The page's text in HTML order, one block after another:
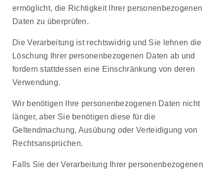
ermöglicht, die Richtigkeit Ihrer personenbezogenen
Daten zu überprüfen.
Die Verarbeitung ist rechtswidrig und Sie lehnen die
Löschung Ihrer personenbezogenen Daten ab und
fordern stattdessen eine Einschränkung von deren
Verwendung.
Wir benötigen Ihre personenbezogenen Daten nicht
länger, aber Sie benötigen diese für die
Geltendmachung, Ausübung oder Verteidigung von
Rechtsansprüchen.
Falls Sie der Verarbeitung Ihrer personenbezogenen